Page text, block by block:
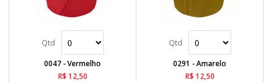
0047 - Vermelho
R$ 12,50
0291 - Amarelo
R$ 12,50